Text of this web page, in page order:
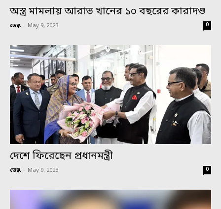
অস্ত্র মামলায় আরাভ খানের ১০ বছরের কারাদণ্ড
ডেস্ক - May 9, 2023 0
দেশে ফিরেছেন প্রধানমন্ত্রী
ডেস্ক - May 9, 2023 0